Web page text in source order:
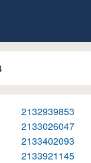
2132939853
2133026047
2133402093
2133921145